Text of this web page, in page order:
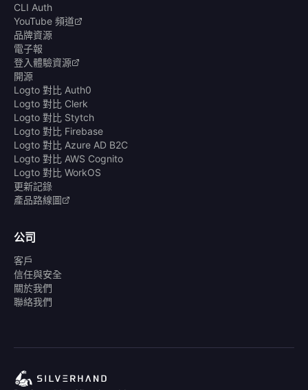
CLI Auth
YouTube 頻道
品牌資源
電子報
登入體驗資源
開源
Logto 對比 Auth0
Logto 對比 Clerk
Logto 對比 Stytch
Logto 對比 Firebase
Logto 對比 Azure AD B2C
Logto 對比 AWS Cognito
Logto 對比 WorkOS
更新記錄
產品路線圖
公司
客戶
信任與安全
關於我們
聯絡我們